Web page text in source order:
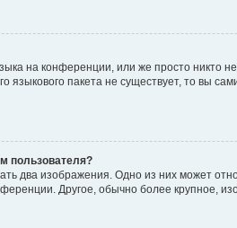
на конференции, или же просто
языкового пакета не существует, то
пользователя?
два изображения. Одно из них может
Другое, обычно более крупное,